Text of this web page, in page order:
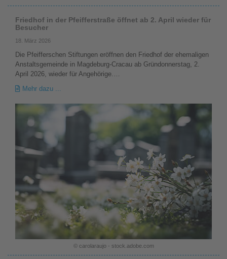
Friedhof in der Pfeifferstraße öffnet ab 2. April wieder für
Besucher
18. März 2026
Die Pfeifferschen Stiftungen eröffnen den Friedhof der ehemaligen
Anstaltsgemeinde in Magdeburg-Cracau ab Gründonnerstag, 2.
April 2026, wieder für Angehörige.…
Mehr dazu ...
© carolaraujo - stock.adobe.com